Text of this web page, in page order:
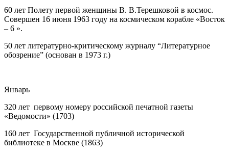
60 лет Полету первой женщины В. В.Терешковой в космос.
Совершен 16 июня 1963 году на космическом корабле «Восток
– 6 ».
50 лет литературно-критическому журналу “Литературное
обозрение” (основан в 1973 г.)
Январь
320 лет первому номеру российской печатной газеты
«Ведомости» (1703)
160 лет Государственной публичной исторической
библиотеке в Москве (1863)